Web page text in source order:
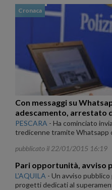
Cronaca
Con messaggi su
adescamento, arrestato
PESCARA - Ha cominciato
tredicenne tramite Whatsapp
pubblicato il 22/01/2015 16:19
Pari opportunità, avviso
L'AQUILA - Un avviso
progetti dedicati al